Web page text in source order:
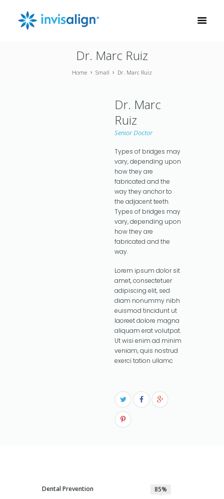
Dr. Marc Ruiz
Home Small Dr. Marc Ruiz
Dr. Marc
Ruiz
Senior Doctor
Types of bridges may
vary, depending upon
how they are
fabricated and the
way they anchor to
the adjacent teeth.
Types of bridges may
vary, depending upon
how they are
fabricated and the
way.
Lorem ipsum dolor sit
amet, consectetuer
adipiscing elit, sed
diam nonummy nibh
euismod tincidunt ut
laoreet dolore magna
aliquam erat volutpat.
Ut wisi enim ad minim
veniam, quis nostrud
exerci tation ullamc
Dental Prevention 85%